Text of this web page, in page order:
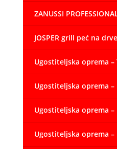
ZANUSSI
JOSPER grill peć na
Ugostiteljska oprema –
Ugostiteljska oprema –
Ugostiteljska oprema –
Ugostiteljska oprema –